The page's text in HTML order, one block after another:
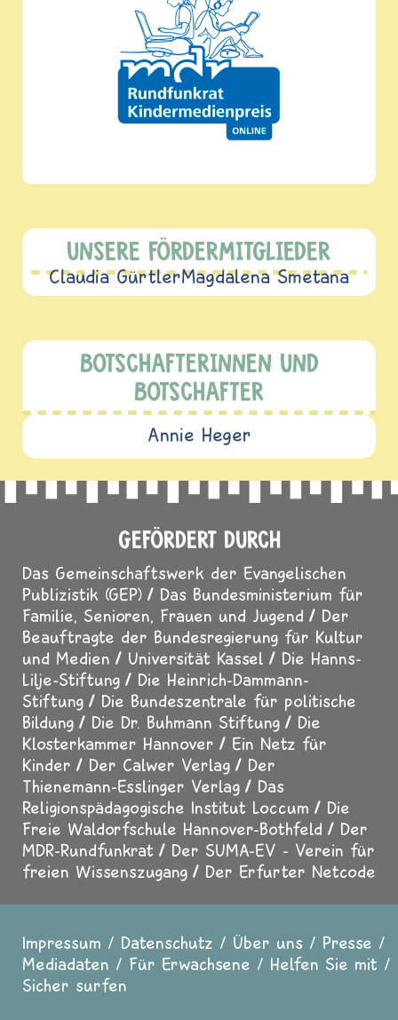
UNSERE FÖRDERMITGLIEDER
Claudia GürtlerMagdalena Smetana
BOTSCHAFTERINNEN UND
BOTSCHAFTER
Annie Heger
GEFÖRDERT DURCH
Das Gemeinschaftswerk der Evangelischen
Publizistik (GEP)
Das Bundesministerium für
Familie, Senioren, Frauen und Jugend
Der
Beauftragte der Bundesregierung für Kultur
und Medien
Universität Kassel
Die Hanns-
Lilje-Stiftung
Die Heinrich-Dammann-
Stiftung
Die Bundeszentrale für politische
Bildung
Die Dr. Buhmann Stiftung
Die
Klosterkammer Hannover
Ein Netz für
Kinder
Der Calwer Verlag
Der
Thienemann-Esslinger Verlag
Das
Religionspädagogische Institut Loccum
Die
Freie Waldorfschule Hannover-Bothfeld
Der
MDR-Rundfunkrat
Der SUMA-EV - Verein für
freien Wissenszugang
Der Erfurter Netcode
Fußzeile
Impressum Datenschutz Über uns
Presse
Mediadaten
Für Erwachsene
Helfen Sie mit
Sicher surfen